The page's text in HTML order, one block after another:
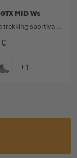
MID Ws
Scarpa da trekking sportiva con qualità da avvicinamento.